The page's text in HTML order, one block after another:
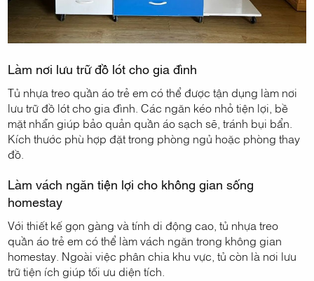
Làm nơi lưu trữ đồ lót cho gia đình
Tủ nhựa treo quần áo trẻ em có thể được tận dụng làm nơi
lưu trữ đồ lót cho gia đình. Các ngăn kéo nhỏ tiện lợi, bề
mặt nhẵn giúp bảo quản quần áo sạch sẽ, tránh bụi bẩn.
Kích thước phù hợp đặt trong phòng ngủ hoặc phòng thay
đồ.
Làm vách ngăn tiện lợi cho không gian sống
homestay
Với thiết kế gọn gàng và tính di động cao, tủ nhựa treo
quần áo trẻ em có thể làm vách ngăn trong không gian
homestay. Ngoài việc phân chia khu vực, tủ còn là nơi lưu
trữ tiện ích giúp tối ưu diện tích.